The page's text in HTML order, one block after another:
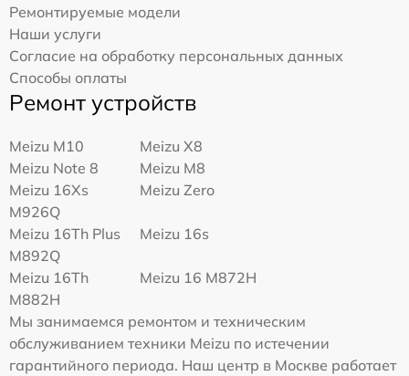
Ремонтируемые модели
Наши услуги
Согласие на обработку персональных данных
Способы оплаты
Ремонт устройств
Meizu M10
Meizu X8
Meizu Note 8
Meizu M8
Meizu 16Xs
M926Q
Meizu Zero
Meizu 16Th Plus
M892Q
Meizu 16s
Meizu 16Th
M882H
Meizu 16 M872H
Мы занимаемся ремонтом и техническим
обслуживанием техники Meizu по истечении
гарантийного периода. Наш центр в Москве работает